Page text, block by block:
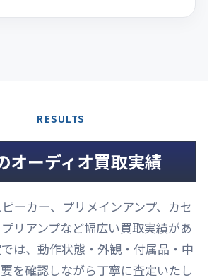
RESULTS
オーディオ買取実績
ーカー、プリメインアンプ、カセ
リアンプなど幅広い買取実績があ
は、動作状態・外観・付属品・中
を確認しながら丁寧に査定いたし